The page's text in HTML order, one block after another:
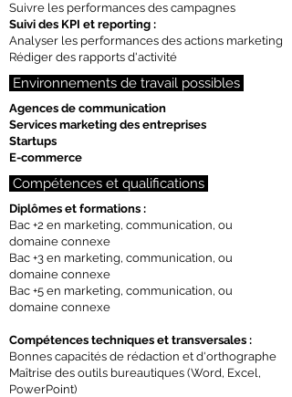
Suivre les performances des campagnes
Suivi des KPI et reporting :
Analyser les performances des actions marketing
Rédiger des rapports d'activité
Environnements de travail possibles
Agences de communication
Services marketing des entreprises
Startups
E-commerce
Compétences et qualifications
Diplômes et formations :
Bac +2 en marketing, communication, ou
domaine connexe
Bac +3 en marketing, communication, ou
domaine connexe
Bac +5 en marketing, communication, ou
domaine connexe
Compétences techniques et transversales :
Bonnes capacités de rédaction et d'orthographe
Maîtrise des outils bureautiques (Word, Excel,
PowerPoint)